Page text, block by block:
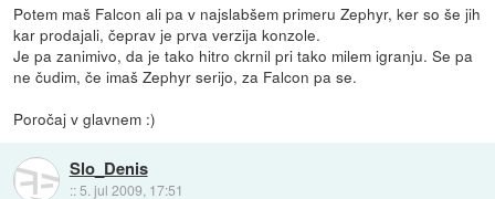
Potem maš Falcon ali pa v najslabšem primeru Zephyr, ker so še jih
kar prodajali, čeprav je prva verzija konzole.
Je pa zanimivo, da je tako hitro ckrnil pri tako milem igranju. Se pa
ne čudim, če imaš Zephyr serijo, za Falcon pa se.
Poročaj v glavnem :)
Slo_Denis
:: 5. jul 2009, 17:51